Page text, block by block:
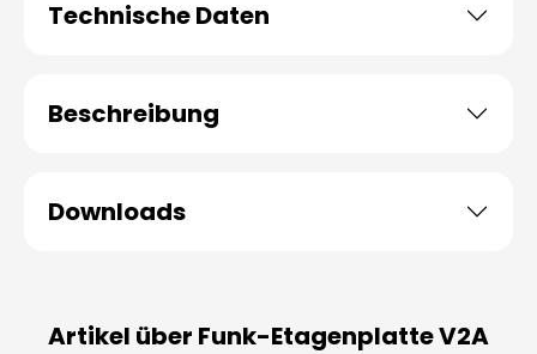
Technische Daten
Beschreibung
Downloads
Artikel über Funk-Etagenplatte V2A